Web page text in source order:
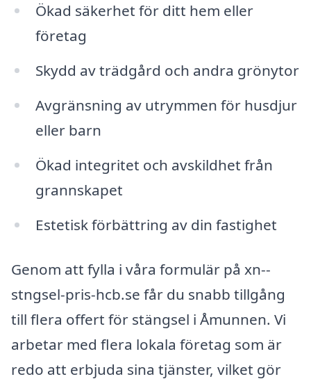
Ökad säkerhet för ditt hem eller
företag
Skydd av trädgård och andra grönytor
Avgränsning av utrymmen för husdjur
eller barn
Ökad integritet och avskildhet från
grannskapet
Estetisk förbättring av din fastighet
Genom att fylla i våra formulär på xn--
stngsel-pris-hcb.se får du snabb tillgång
till flera offert för stängsel i Åmunnen. Vi
arbetar med flera lokala företag som är
redo att erbjuda sina tjänster, vilket gör